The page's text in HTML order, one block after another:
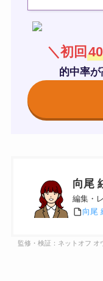
＼初回
的中率が
向尾
編集・
向尾
監修・検証：ネットオフ オ